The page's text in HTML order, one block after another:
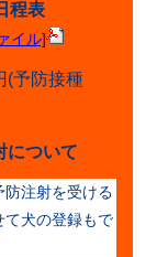
程表
イル]
(予防接種
について
注射を受ける
て犬の登録もで